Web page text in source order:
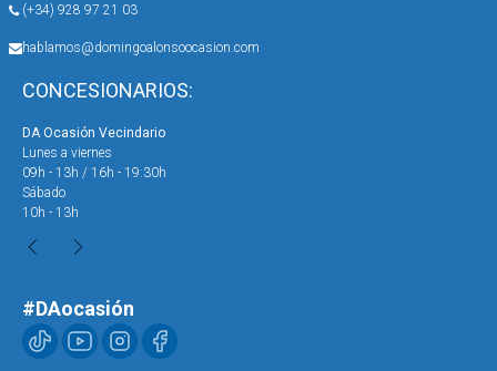
(+34) 928 97 21 03
hablamos@domingoalonsoocasion.com
CONCESIONARIOS:
DA Ocasión Vecindario
Lunes a viernes
09h - 13h / 16h - 19:30h
Sábado
10h - 13h
#DAocasión